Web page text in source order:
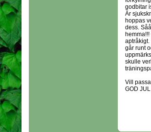
godbitar
Är
hoppas
dess.
aptråkigt.
går runt
skulle
Vill
GOD